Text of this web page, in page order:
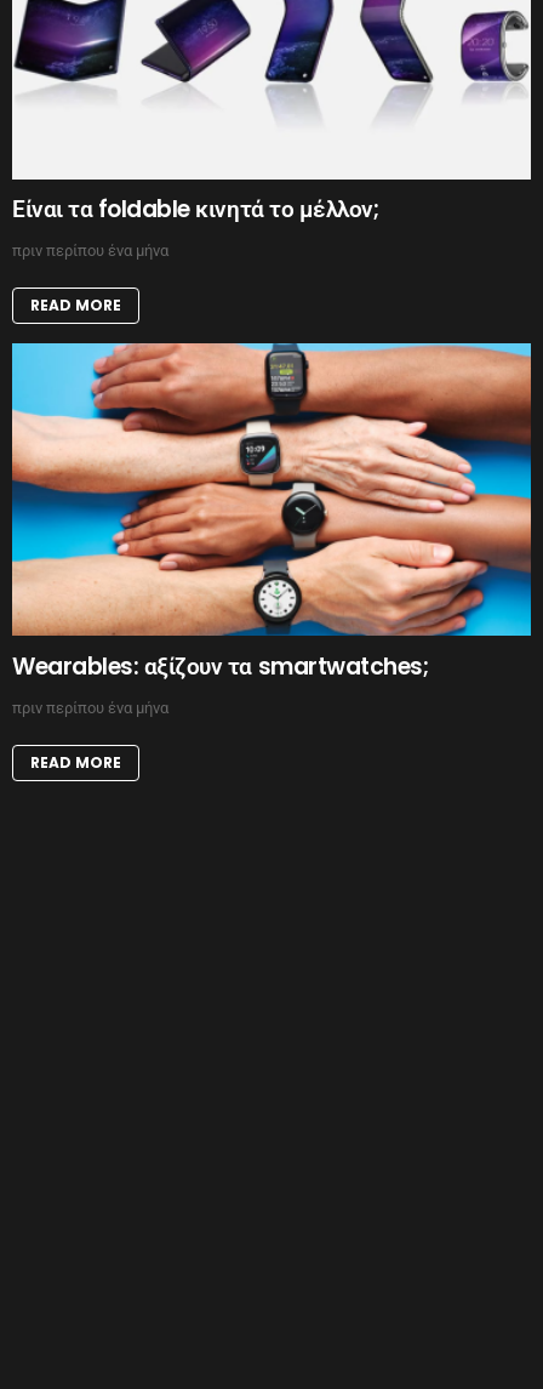
Είναι τα foldable κινητά το μέλλον;
πριν περίπου ένα μήνα
READ MORE
Wearables: αξίζουν τα smartwatches;
πριν περίπου ένα μήνα
READ MORE